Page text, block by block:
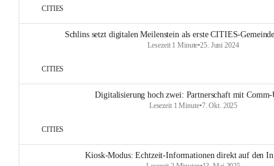
CITIES
Schlins setzt digitalen Meilenstein als erste CITIES-
Lesezeit 1 Minute•25. Juni 2024
CITIES
Digitalisierung hoch zwei: Partnerschaft mit
Lesezeit 1 Minute•7. Okt. 2025
CITIES
Kiosk-Modus: Echtzeit-Informationen direkt auf den